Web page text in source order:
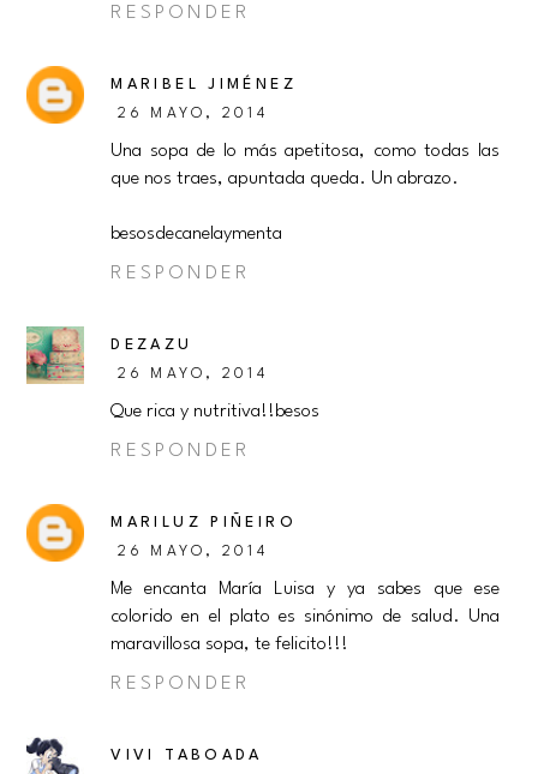
RESPONDER
MARIBEL JIMÉNEZ
26 MAYO, 2014
Una sopa de lo más apetitosa, como todas las
que nos traes, apuntada queda. Un abrazo.
besosdecanelaymenta
RESPONDER
DEZAZU
26 MAYO, 2014
Que rica y nutritiva!!besos
RESPONDER
MARILUZ PIÑEIRO
26 MAYO, 2014
Me encanta María Luisa y ya sabes que ese
colorido en el plato es sinónimo de salud. Una
maravillosa sopa, te felicito!!!
RESPONDER
VIVI TABOADA